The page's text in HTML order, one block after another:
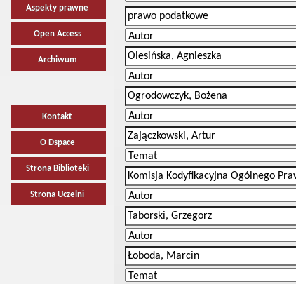
Aspekty prawne
Open Access
Archiwum
Kontakt
O Dspace
Strona Biblioteki
Strona Uczelni